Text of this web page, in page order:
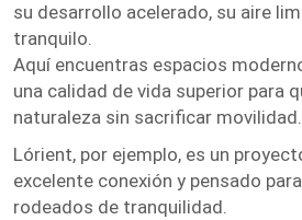
su desarrollo acelerado, su aire
tranquilo.
Aquí encuentras espacios
una calidad de vida superior para
naturaleza sin sacrificar movilidad.
Lórient, por ejemplo, es un
excelente conexión y pensado
rodeados de tranquilidad.